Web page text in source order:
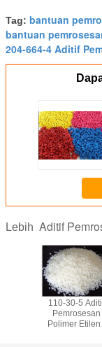
Tag: bantuan
bantuan
204-664-4 Aditif
Lebih Aditif
57675-44-2
Pemrosesan
Polimer